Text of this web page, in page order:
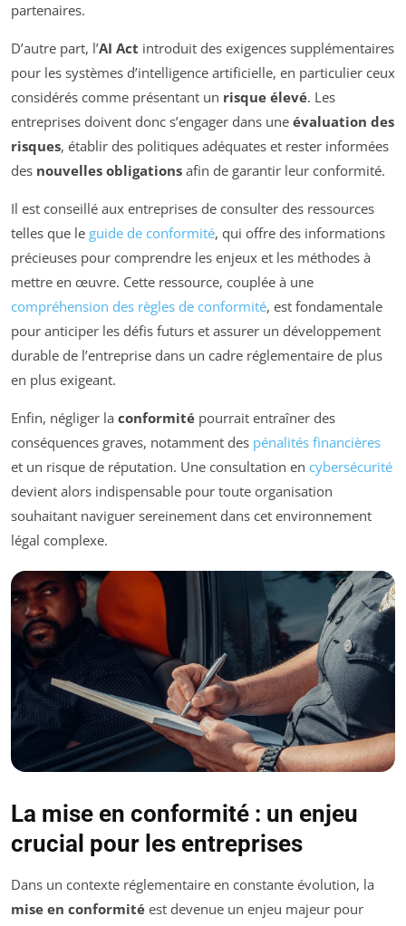
partenaires.
D’autre part, l’AI Act introduit des exigences supplémentaires
pour les systèmes d’intelligence artificielle, en particulier ceux
considérés comme présentant un risque élevé. Les
entreprises doivent donc s’engager dans une évaluation des
risques, établir des politiques adéquates et rester informées
des nouvelles obligations afin de garantir leur conformité.
Il est conseillé aux entreprises de consulter des ressources
telles que le guide de conformité, qui offre des informations
précieuses pour comprendre les enjeux et les méthodes à
mettre en œuvre. Cette ressource, couplée à une
compréhension des règles de conformité, est fondamentale
pour anticiper les défis futurs et assurer un développement
durable de l’entreprise dans un cadre réglementaire de plus
en plus exigeant.
Enfin, négliger la conformité pourrait entraîner des
conséquences graves, notamment des pénalités financières
et un risque de réputation. Une consultation en cybersécurité
devient alors indispensable pour toute organisation
souhaitant naviguer sereinement dans cet environnement
légal complexe.
La mise en conformité : un enjeu
crucial pour les entreprises
Dans un contexte réglementaire en constante évolution, la
mise en conformité est devenue un enjeu majeur pour